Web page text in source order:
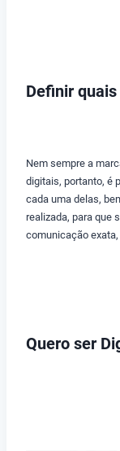
Definir
Nem sempre a
digitais, portanto, é
cada uma delas,
realizada, para que
comunicação
Quero ser